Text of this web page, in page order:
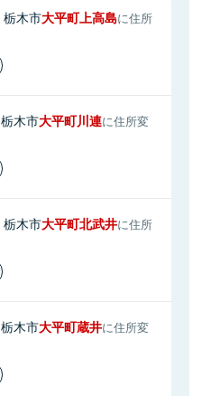
栃木市大平町上高島に住所
栃木市大平町川連に住所変
栃木市大平町北武井に住所
栃木市大平町蔵井に住所変